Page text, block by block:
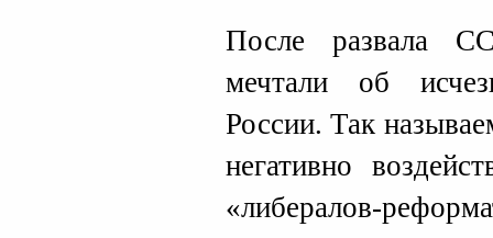
После развала
мечтали об
России. Так
негативно
«либералов-